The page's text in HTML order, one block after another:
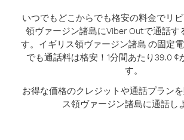
いつでもどこからでも格安の料金でリ
領ヴァージン諸島にViber Outで通話す
す。 イギリス領ヴァージン諸島 の固定
でも通話料は格安！1分間あたり39.0 ¢
す。
お得な価格のクレジットや通話プラン
ス領ヴァージン諸島に通話し